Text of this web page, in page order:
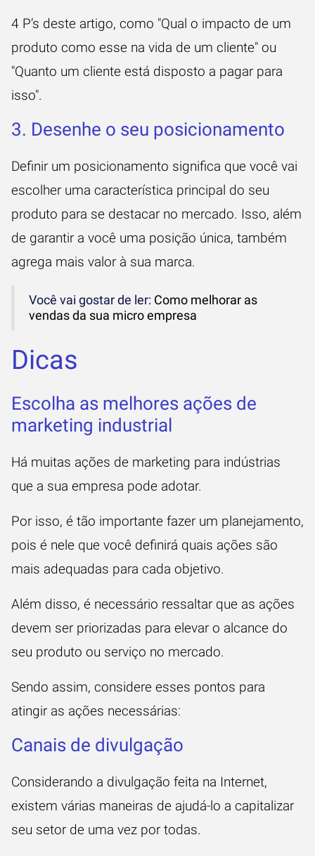
4 P’s deste artigo, como "Qual o impacto de um
produto como esse na vida de um cliente" ou
"Quanto um cliente está disposto a pagar para
isso".
3. Desenhe o seu posicionamento
Definir um posicionamento significa que você vai
escolher uma característica principal do seu
produto para se destacar no mercado. Isso, além
de garantir a você uma posição única, também
agrega mais valor à sua marca.
Você vai gostar de ler: Como melhorar as
vendas da sua micro empresa
Dicas
Escolha as melhores ações de
marketing industrial
Há muitas ações de marketing para indústrias
que a sua empresa pode adotar.
Por isso, é tão importante fazer um planejamento,
pois é nele que você definirá quais ações são
mais adequadas para cada objetivo.
Além disso, é necessário ressaltar que as ações
devem ser priorizadas para elevar o alcance do
seu produto ou serviço no mercado.
Sendo assim, considere esses pontos para
atingir as ações necessárias:
Canais de divulgação
Considerando a divulgação feita na Internet,
existem várias maneiras de ajudá-lo a capitalizar
seu setor de uma vez por todas.